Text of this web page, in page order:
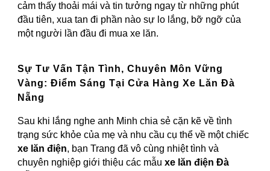
cảm thấy thoải mái và tin tưởng ngay từ những phút
đầu tiên, xua tan đi phần nào sự lo lắng, bỡ ngỡ của
một người lần đầu đi mua xe lăn.
Sự Tư Vấn Tận Tình, Chuyên Môn Vững
Vàng: Điểm Sáng Tại Cửa Hàng Xe Lăn Đà
Nẵng
Sau khi lắng nghe anh Minh chia sẻ cặn kẽ về tình
trạng sức khỏe của mẹ và nhu cầu cụ thể về một chiếc
xe lăn điện, bạn Trang đã vô cùng nhiệt tình và
chuyên nghiệp giới thiệu các mẫuxe lăn điện Đà